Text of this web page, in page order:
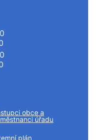
obce a
úřadu
plán